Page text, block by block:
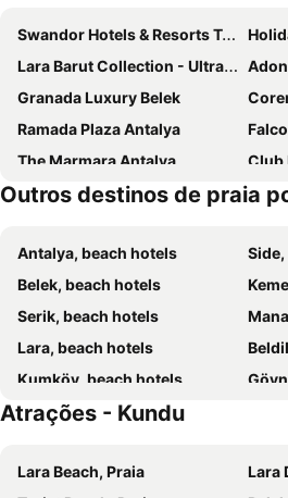
Swandor Hotels & Resorts Topkapi Palace
Lara Barut Collection - Ultra All Inclusive
Granada Luxury Belek
Ramada Plaza Antalya
The Marmara Antalya
Club
Regnum Carya
Aska Lara Resort & Spa
Belconti Resort Hotel
Trendy Lara
Rixos
Kaya Palazzo Golf Resort
Best
Green Max Hotel
Lara Garden Hotel
Royal Seginus
Outros destinos de praia
Antalya, beach hotels
Belek, beach hotels
Serik, beach hotels
Lara, beach hotels
Kumköy, beach hotels
Kiris, beach hotels
Sorgun, beach hotels
Atrações - Kundu
Lara Beach, Praia
Lara